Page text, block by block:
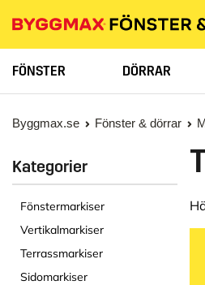
FÖNSTER DÖRRAR
Byggmax.se Fönster & dörrar
Kategorier
Fönstermarkiser
Vertikalmarkiser
Terrassmarkiser
Sidomarkiser